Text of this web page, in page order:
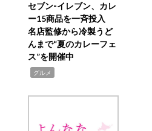
セブン‐イレブン、カレ
ー15商品を一斉投入
名店監修から冷製うど
んまで“夏のカレーフェ
ス”を開催中
グルメ